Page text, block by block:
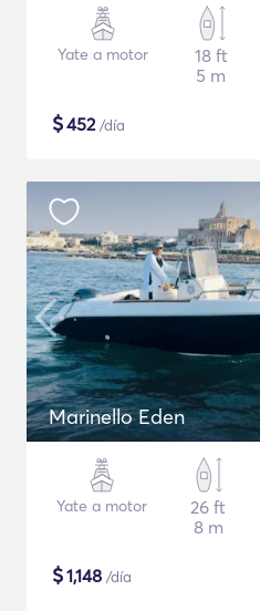
Yate a motor
18 ft
5 m
$452/día
Marinello Eden
Yate a motor
26 ft
8 m
$1,148 /día